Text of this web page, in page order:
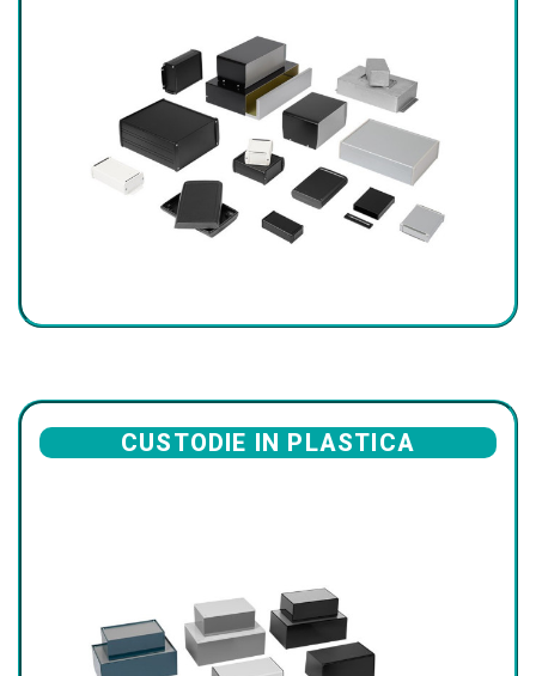
CUSTODIE IN PLASTICA